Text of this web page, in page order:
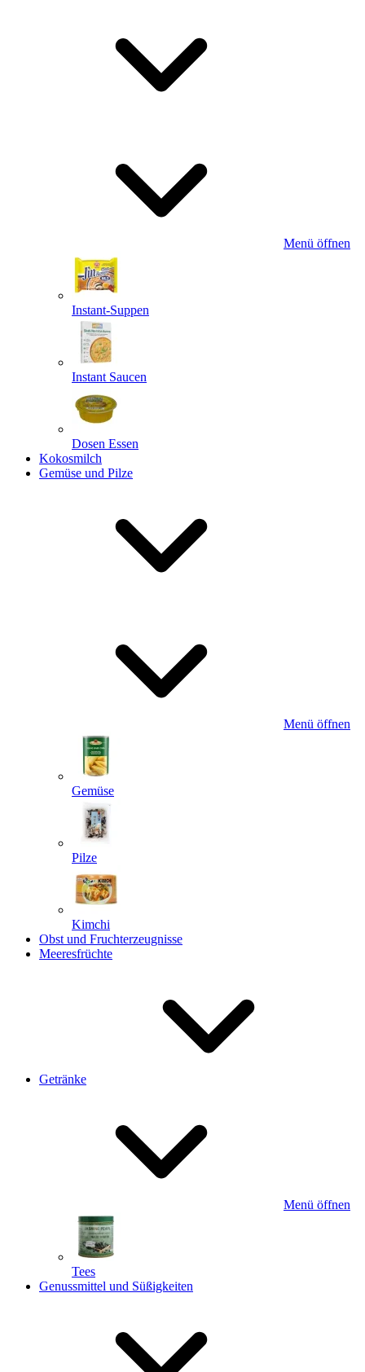
Menü öffnen
Instant-Suppen
Instant Saucen
Dosen Essen
Kokosmilch
Gemüse und Pilze
Menü öffnen
Gemüse
Pilze
Kimchi
Obst und Fruchterzeugnisse
Meeresfrüchte
Getränke
Menü öffnen
Tees
Genussmittel und Süßigkeiten